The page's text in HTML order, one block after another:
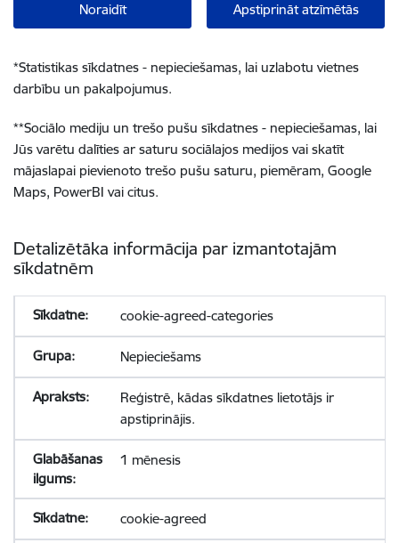
Noraidīt Apstiprināt atzīmētās
*Statistikas sīkdatnes - nepieciešamas, lai uzlabotu vietnes
darbību un pakalpojumus.
**Sociālo mediju un trešo pušu sīkdatnes - nepieciešamas, lai
Jūs varētu dalīties ar saturu sociālajos medijos vai skatīt
mājaslapai pievienoto trešo pušu saturu, piemēram, Google
Maps, PowerBI vai citus.
Detalizētāka informācija par izmantotajām
sīkdatnēm
cookie-agreed-categories
Nepieciešams
Reģistrē, kādas sīkdatnes lietotājs ir
apstiprinājis.
1 mēnesis
cookie-agreed